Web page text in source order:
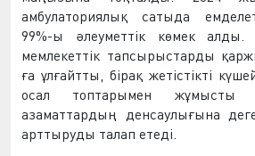
амбулаториялық сатыда
99%-ы әлеуметтік көмек алды.
мемлекеттік тапсырыстарды
ға ұлғайтты, бірақ жетістікті
осал топтарымен жұмысты
азаматтардың денсаулығына
арттыруды талап етеді.